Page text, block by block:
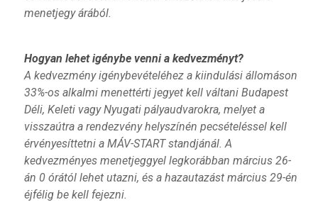
menetjegy árából.
Hogyan lehet igénybe venni a kedvezményt?
A kedvezmény igénybevételéhez a kiindulási állomáson
33%-os alkalmi menettérti jegyet kell váltani Budapest
Déli, Keleti vagy Nyugati pályaudvarokra, melyet a
visszaútra a rendezvény helyszínén pecsételéssel kell
érvényesíttetni a MÁV-START standjánál. A
kedvezményes menetjeggyel legkorábban március 26-
án 0 órától lehet utazni, és a hazautazást március 29-én
éjfélig be kell fejezni.